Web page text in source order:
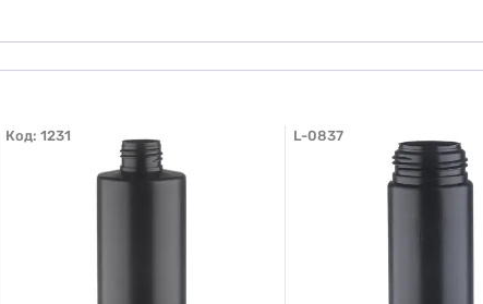
Код: 1231 L-0837